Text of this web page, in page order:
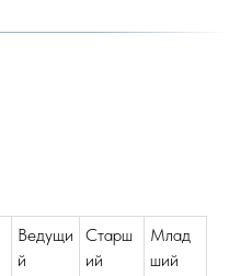
Ведущи
й
Старш
ий
Млад
ший